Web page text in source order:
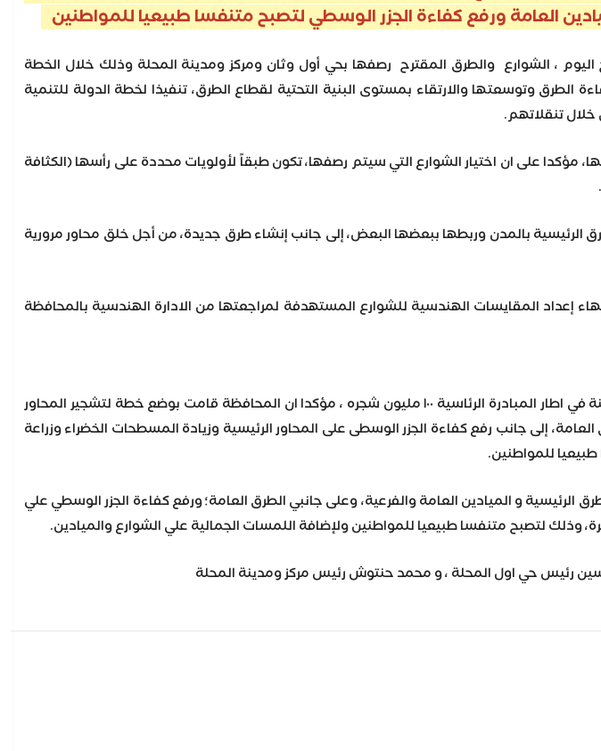
العامة ورفع كفاءة الجزر الوسطي لتصبح متنفسا طبيعيا للمواطنين
، الشوارع والطرق المقترح رصفها بحي أول وثان ومركز ومدينة المحلة وذلك خلال الخطة
الطرق وتوسعتها والارتقاء بمستوى البنية التحتية لقطاع الطرق، تنفيذا لخطة الدولة للتنمية
مؤكدا على ان اختيار الشوارع التي سيتم رصفها، تكون طبقاً لأولويات محددة على رأسها (الكثافة
الرئيسية بالمدن وربطها ببعضها البعض، إلى جانب إنشاء طرق جديدة، من أجل خلق محاور مرورية
إعداد المقايسات الهندسية للشوارع المستهدفة لمراجعتها من الادارة الهندسية بالمحافظة
وخلال الجولة وجه رحمي باستمرار زراعة اشجار مثمره واخرى للزينة في اطار المبادرة الرئاسية ١٠٠ مليون شجره ، مؤكدا ان المحافظة قامت بوضع خطة لتشجير المحاور
إلى جانب رفع كفاءة الجزر الوسطى على المحاور الرئيسية وزيادة المسطحات الخضراء وزراعة
طبيعيا للمواطنين.
الرئيسية و الميادين العامة والفرعية، وعلى جانبي الطرق العامة؛ ورفع كفاءة الجزر الوسطي علي
وذلك لتصبح متنفسا طبيعيا للمواطنين ولإضافة اللمسات الجمالية علي الشوارع والميادين.
رئيس حي اول المحلة ، و محمد حنتوش رئيس مركز ومدينة المحلة